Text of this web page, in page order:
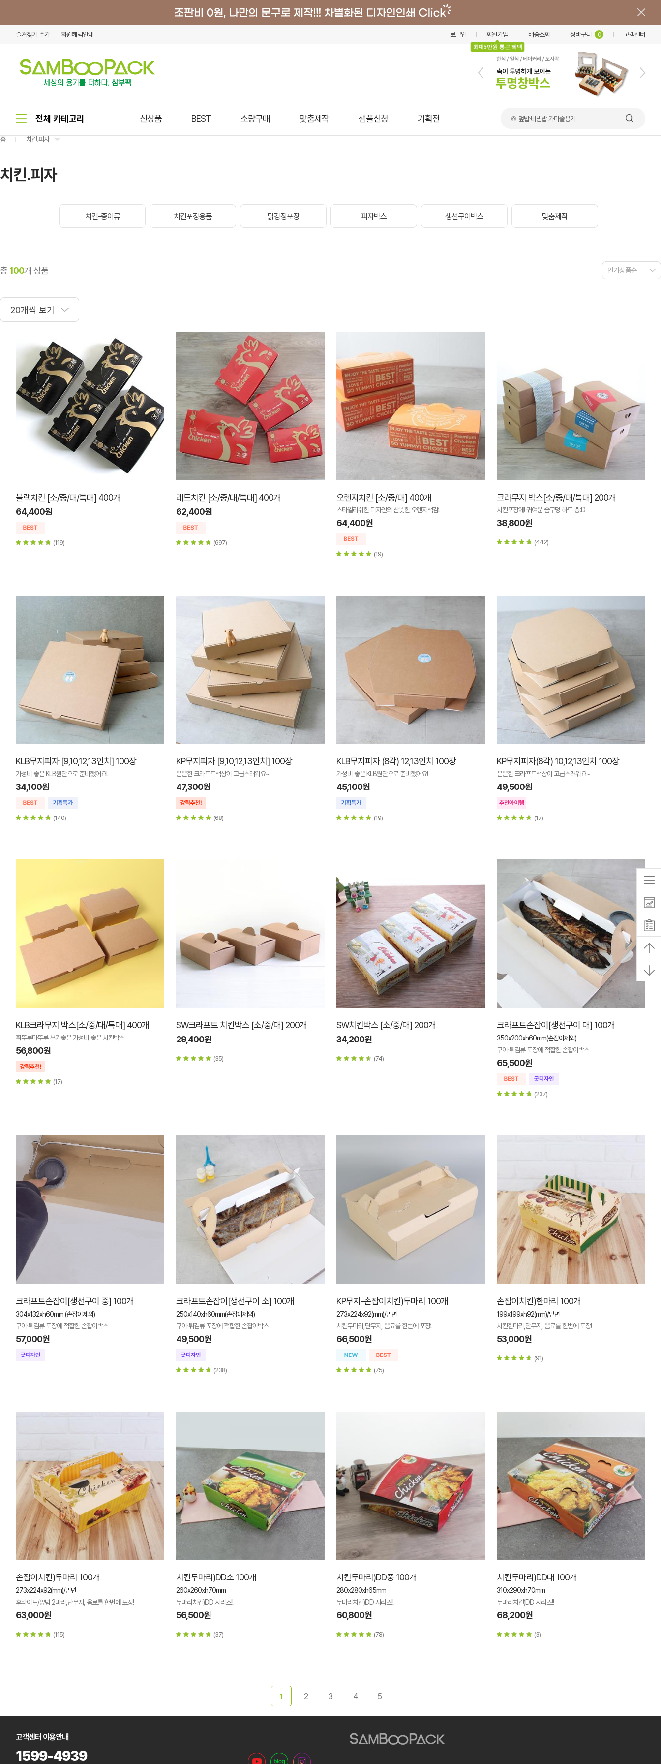
즐겨찾기 추가 회원혜택안내 로그인 회원가입
최대5만원 통큰 혜택
배송조회 장바구니 0 고객센터
신상품 BEST 소량구매 맞춤제작 샘플신청 기획전 🍲 덮밥·비빔밥 가마솥용기
홈 치킨.피자
치킨.피자
치킨-종이류 치킨포장용품 닭강정포장 피자박스 생선구이박스 맞춤제작
총 100개 상품
블랙치킨 [소/중/대/특대] 400개
64,400원
(119)
레드치킨 [소/중/대/특대] 400개
62,400원
(697)
오렌지치킨 [소/중/대] 400개
스타일리쉬한 디자인의 산뜻한 오렌지색감!
64,400원
(19)
크라무지 박스[소/중/대/특대] 200개
치킨포장에! 귀여운 숨구멍 하트 뿅:D
38,800원
(442)
KLB무지피자 [9,10,12,13인치] 100장
가성비 좋은 KLB원단으로 준비했어요!
34,100원
(140)
KP무지피자 [9,10,12,13인치] 100장
은은한 크라프트색상이 고급스러워요~
47,300원
(68)
KLB무지피자 (8각) 12,13인치 100장
가성비 좋은 KLB원단으로 준비했어요!
45,100원
(19)
KP무지피자(8각) 10,12,13인치 100장
은은한 크라프트색상이 고급스러워요~
49,500원
(17)
KLB크라무지 박스[소/중/대/특대] 400개
휘뚜루마뚜루 쓰기좋은 가성비 좋은 치킨박스
56,800원
(17)
SW크라프트 치킨박스 [소/중/대] 200개
29,400원
(35)
SW치킨박스 [소/중/대] 200개
34,200원
(74)
크라프트손잡이[생선구이 대] 100개
350x200xh60mm(손잡이제외)
구이·튀김류 포장에 적합한 손잡이박스
65,500원
(237)
크라프트손잡이[생선구이 중] 100개
304x132xh60mm (손잡이제외)
구이·튀김류 포장에 적합한 손잡이박스
57,000원
크라프트손잡이[생선구이 소] 100개
250x140xh60mm(손잡이제외)
구이·튀김류 포장에 적합한 손잡이박스
49,500원
(238)
KP무지-손잡이치킨)두마리 100개
273x224x92(mm)/밑면
치킨두마리,단무지, 음료를 한번에 포장!
66,500원
(75)
손잡이치킨)한마리 100개
199x199xh92(mm)/밑면
치킨한마리,단무지, 음료를 한번에 포장!
53,000원
(91)
손잡이치킨)두마리 100개
273x224x92(mm)/밑면
후라이드/양념 2마리,단무지, 음료를 한번에 포장!
63,000원
(115)
치킨두마리)DD소 100개
260x260xh70mm
두마리치킨)DD 시리즈!!
56,500원
(37)
치킨두마리)DD중 100개
280x280xh65mm
두마리치킨)DD 시리즈!!
60,800원
(78)
치킨두마리)DD대 100개
310x290xh70mm
두마리치킨)DD 시리즈!!
68,200원
(3)
1 2 3 4 5
고객센터 이용안내
1599-4939